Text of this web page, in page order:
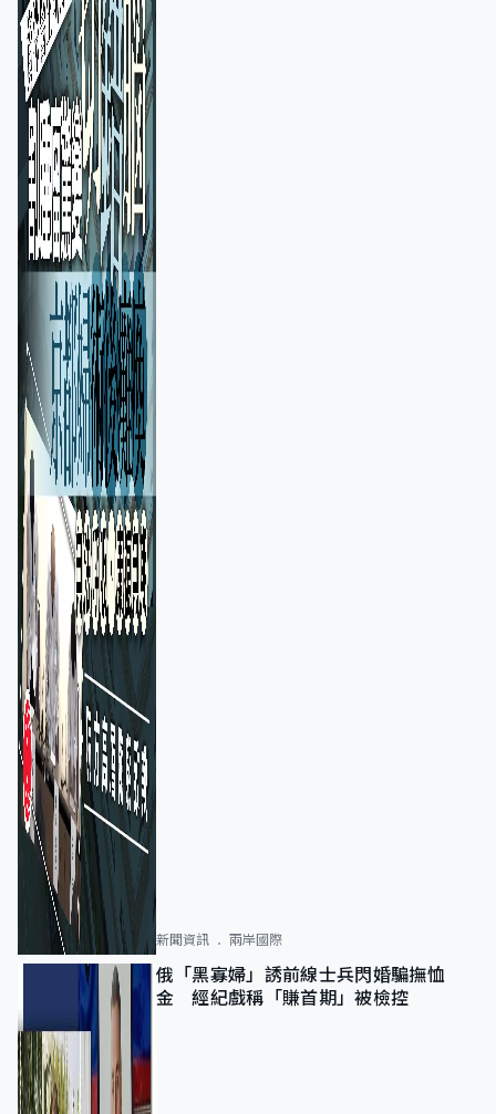
新聞資訊 兩岸國際
俄「黑寡婦」誘前線士兵閃婚騙撫恤
金 經紀戲稱「賺首期」被檢控